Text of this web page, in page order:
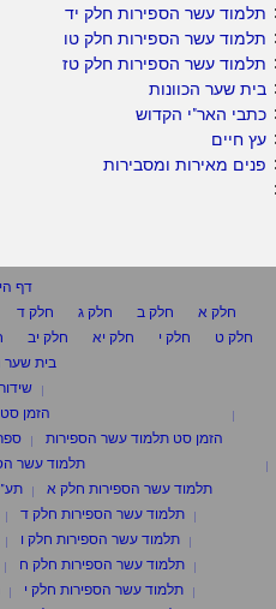
תלמוד עשר הספירות חלק יד
תלמוד עשר הספירות חלק טו
תלמוד עשר הספירות חלק טז
בית שער הכוונות
כתבי האר"י הקדוש
עץ חיים
פנים מאירות ומסבירות
דף
חלק א
חלק ב חלק ג חלק ד
חלק ט
חלק י חלק יא חלק יב
בית שער
הזמן
הזמן סט תלמוד עשר הספירות
תלמוד עשר
תלמוד עשר הספירות חלק א
תלמוד עשר הספירות חלק ד
תלמוד עשר הספירות חלק ו
תלמוד עשר הספירות חלק ח
תלמוד עשר הספירות חלק י